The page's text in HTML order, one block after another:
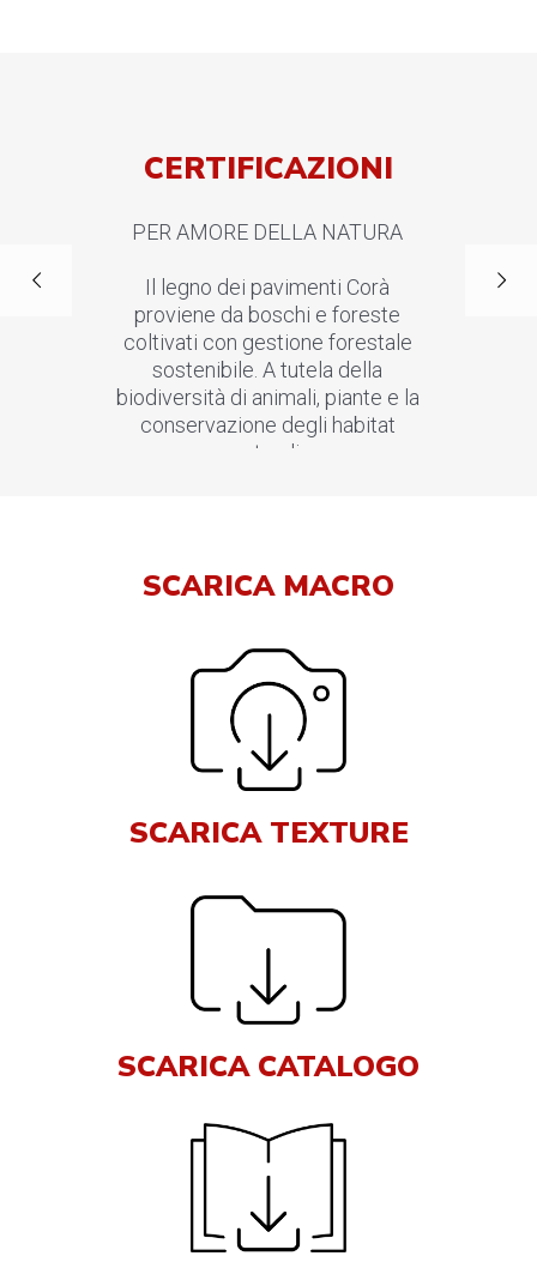
CERTIFICAZIONI
PER AMORE DELLA NATURA
Il legno dei pavimenti Corà
proviene da boschi e foreste
coltivati con gestione forestale
sostenibile. A tutela della
biodiversità di animali, piante e la
conservazione degli habitat
naturali.
SCARICA MACRO
SCARICA TEXTURE
SCARICA CATALOGO